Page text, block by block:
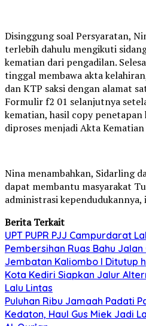
Disinggung soal Persyaratan,
terlebih dahulu mengikuti
kematian dari pengadilan.
tinggal membawa akta
dan KTP saksi dengan alamat
Formulir f2 01 selanjutnya
kematian, hasil copy
diproses menjadi Akta Kematian
Nina menambahkan, Sidarling
dapat membantu masyarakat
administrasi kependudukannya,
Berita Terkait
UPT PUPR PJJ Campurdarat
Pembersihan Ruas Bahu Jalan
Jembatan Kaliombo I Ditutup
Kota Kediri Siapkan Jalur
Lalu Lintas
Puluhan Ribu Jamaah Padati
Kedaton, Haul Gus Miek Jadi